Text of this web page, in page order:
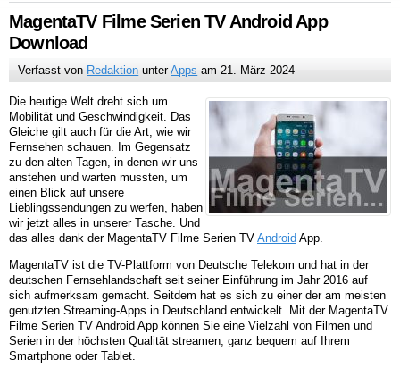
MagentaTV Filme Serien TV Android App
Download
Verfasst von Redaktion unterApps am21. März 2024
Die heutige Welt dreht sich um
Mobilität und Geschwindigkeit. Das
Gleiche gilt auch für die Art, wie wir
Fernsehen schauen. Im Gegensatz
zu den alten Tagen, in denen wir uns
anstehen und warten mussten, um
einen Blick auf unsere
Lieblingssendungen zu werfen, haben
wir jetzt alles in unserer Tasche. Und
das alles dank der MagentaTV Filme Serien TV Android App.
MagentaTV ist die TV-Plattform von Deutsche Telekom und hat in der
deutschen Fernsehlandschaft seit seiner Einführung im Jahr 2016 auf
sich aufmerksam gemacht. Seitdem hat es sich zu einer der am meisten
genutzten Streaming-Apps in Deutschland entwickelt. Mit der MagentaTV
Filme Serien TV Android App können Sie eine Vielzahl von Filmen und
Serien in der höchsten Qualität streamen, ganz bequem auf Ihrem
Smartphone oder Tablet.